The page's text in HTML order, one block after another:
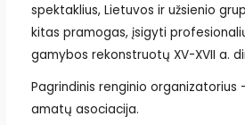
spektaklius, Lietuvos ir užsienio
kitas pramogas, įsigyti
gamybos rekonstruotų XV-XVII a.
Pagrindinis renginio organizatorius
amatų asociacija.